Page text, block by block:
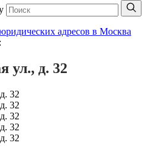
адресов в Москва
ул., д. 32